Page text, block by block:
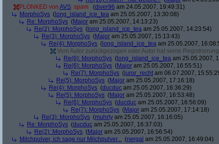
PLONKED von AVS: spam (diver96 am 24.05.2007, 19:49:31)
MorphoSys ( long_island_ice_tea am 25.05.2007, 13:30:08)
Re: MorphoSys (Major am 25.05.2007, 14:13:23)
Re(2): MorphoSys ( long_island_ice_tea am 25.05.2007, 14:23:54)
Re(3): MorphoSys (Major am 25.05.2007, 15:13:43)
Re(4): MorphoSys ( long_island_ice_tea am 25.05.2007,
Vom Autor zurückgezogen oder Autor hat seine
Re(6): MorphoSys ( long_island_ice_tea am 25.05.2007,
Re(6): MorphoSys (Major am 25.05.2007, 16:55:51)
Re(7): MorphoSys (juror_recht am 06.07.2007,
Re(5): MorphoSys (Major am 25.05.2007, 17:16:18)
Re(4): MorphoSys (ducduc am 25.05.2007, 16:36:29)
Re(5): MorphoSys (Major am 25.05.2007, 16:53:48)
Re(6): MorphoSys (ducduc am 25.05.2007, 16:56:09)
Re(7): MorphoSys (Major am 25.05.2007, 17:14:18)
Re(3): MorphoSys (muhrly am 25.05.2007, 16:16:05)
Re: MorphoSys (ducduc am 25.05.2007, 16:37:03)
Re(2): MorphoSys (Major am 25.05.2007, 16:56:54)
Milchpulver, ich sage nur Milchpulver... (nergal am 25.05.2007, 16:49:04)